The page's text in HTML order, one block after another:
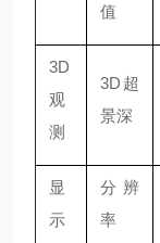
值
3D
观
测
3D超
景深
显
示
分辨
率